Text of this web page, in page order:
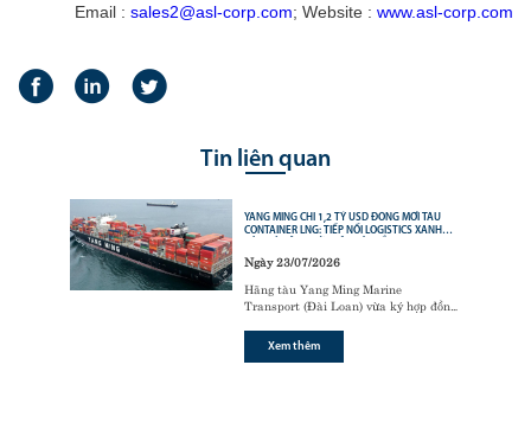
Email : sales2@asl-corp.com; Website : www.asl-corp.com
Tin liên quan
YANG MING CHI 1,2 TỶ USD ĐÓNG MỚI TÀU
CONTAINER LNG: TIẾP NỐI LOGISTICS XANH
Ngày 23/07/2026
Hãng tàu Yang Ming Marine
Transport (Đài Loan) vừa ký hợp đồng
(Hàn Quốc) để đóng mới
container sử dụng động cơ nhiên liệu
Xem thêm